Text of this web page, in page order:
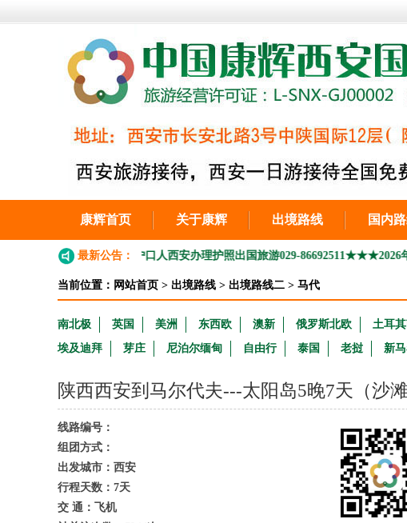
康辉首页 关于康辉 出境路线 国内
最新公告：
工作的外地户口人西安办理护照出国旅游029-86692511★★★2026年高考毕业
当前位置： 网站首页 > 出境路线 > 出境路线二 > 马代
南北极 英国 美洲 东西欧 澳新 俄罗斯北欧 土耳
埃及迪拜
芽庄 尼泊尔缅甸 自由行 泰国 老挝 新
陕西西安到马尔代夫---太阳岛5晚7天（沙
线路编号：
组团方式：
出发城市：西安
行程天数：7天
交 通：飞机